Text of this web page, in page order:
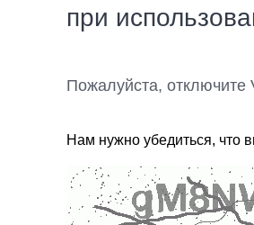
при
Пожалуйста, отключите
Нам нужно убедиться, что